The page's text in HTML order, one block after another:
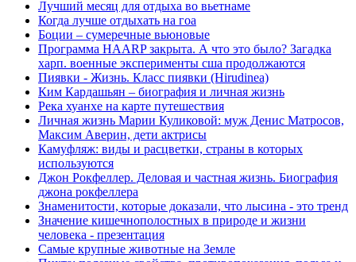
Лучший месяц для отдыха во вьетнаме
Когда лучше отдыхать на гоа
Боции – сумеречные вьюновые
Программа HAARP закрыта. А что это было? Загадка
харп. военные эксперименты сша продолжаются
Пиявки - Жизнь. Класс пиявки (Hirudinea)
Ким Кардашьян – биография и личная жизнь
Река хуанхе на карте путешествия
Личная жизнь Марии Куликовой: муж Денис Матросов,
Максим Аверин, дети актрисы
Камуфляж: виды и расцветки, страны в которых
используются
Джон Рокфеллер. Деловая и частная жизнь. Биография
джона рокфеллера
Знаменитости, которые доказали, что лысина - это тренд
Значение кишечнополостных в природе и жизни
человека - презентация
Самые крупные животные на Земле